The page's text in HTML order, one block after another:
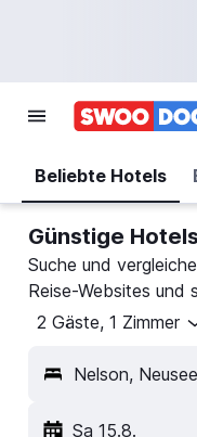
Beliebte Hotels
Günstige
Suche und
Reise-Websites und
2 Gäste, 1 Zimmer
Nelson,
Sa 15.8.